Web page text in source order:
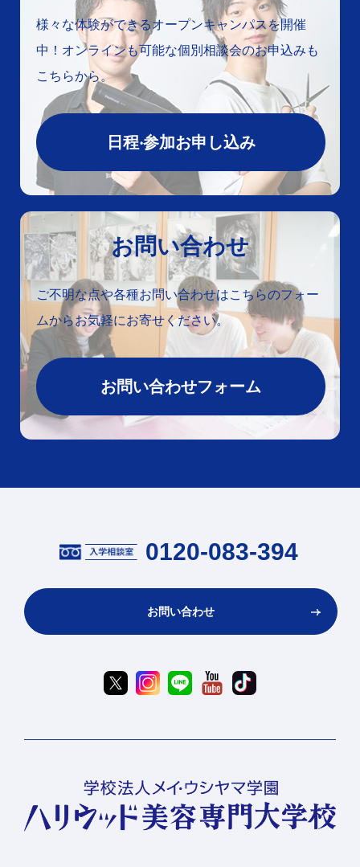
様々な体験ができるオープンキャンパスを開催
中！オンラインも可能な個別相談会のお申込みも
こちらから。
⽇程‧参加お申し込み
お問い合わせ
ご不明な点や各種お問い合わせはこちらのフォー
ムからお気軽にお寄せください。
お問い合わせフォーム
0120-083-394
お問い合わせ